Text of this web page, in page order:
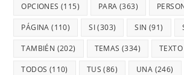
OPCIONES (115) PARA (363)
PÁGINA (110) SI(303) SIN (91)
TAMBIÉN (202) TEMAS (334) TEXTO
TODOS (110) TUS (86) UNA (246)